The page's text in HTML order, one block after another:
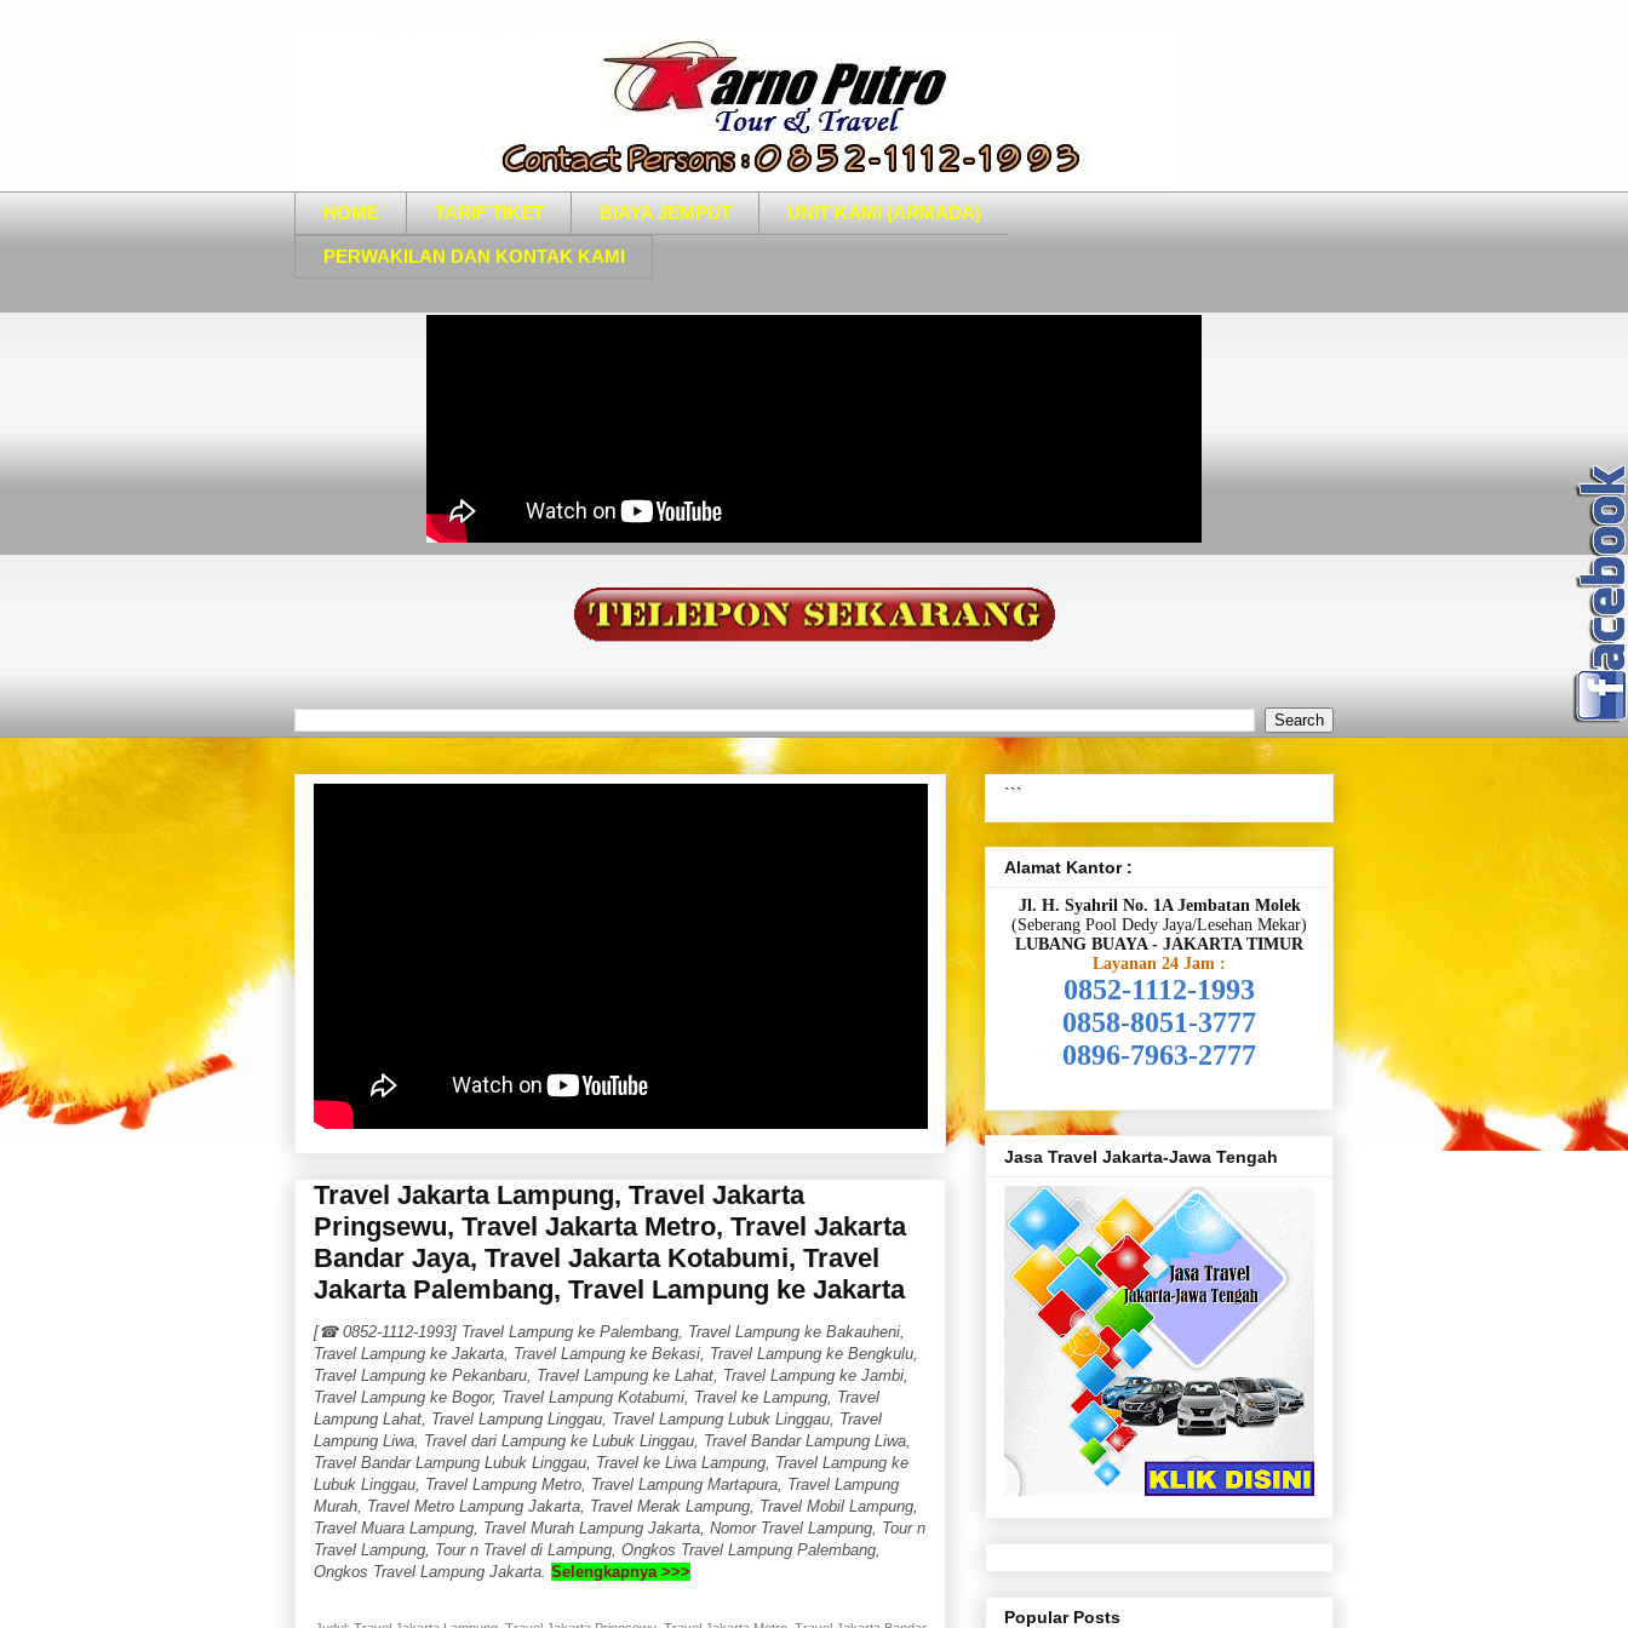
HOME TARIF TIKET BIAYA JEMPUT UNIT KAMI (ARMADA)
PERWAKILAN DAN KONTAK KAMI
Travel Jakarta Lampung, Travel Jakarta
Pringsewu, Travel Jakarta Metro, Travel Jakarta
Bandar Jaya, Travel Jakarta Kotabumi, Travel
Jakarta Palembang, Travel Lampung ke Jakarta
[☎ 0852-1112-1993] Travel Lampung ke Palembang, Travel Lampung ke Bakauheni,
Travel Lampung ke Jakarta, Travel Lampung ke Bekasi, Travel Lampung ke Bengkulu,
Travel Lampung ke Pekanbaru, Travel Lampung ke Lahat, Travel Lampung ke Jambi,
Travel Lampung ke Bogor, Travel Lampung Kotabumi, Travel ke Lampung, Travel
Lampung Lahat, Travel Lampung Linggau, Travel Lampung Lubuk Linggau, Travel
Lampung Liwa, Travel dari Lampung ke Lubuk Linggau, Travel Bandar Lampung Liwa,
Travel Bandar Lampung Lubuk Linggau, Travel ke Liwa Lampung, Travel Lampung ke
Lubuk Linggau, Travel Lampung Metro, Travel Lampung Martapura, Travel Lampung
Murah, Travel Metro Lampung Jakarta, Travel Merak Lampung, Travel Mobil Lampung,
Travel Muara Lampung, Travel Murah Lampung Jakarta, Nomor Travel Lampung, Tour n
Travel Lampung, Tour n Travel di Lampung, Ongkos Travel Lampung Palembang,
Ongkos Travel Lampung Jakarta. Selengkapnya >>>
```
Alamat Kantor :
Jl. H. Syahril No. 1A Jembatan Molek
(Seberang Pool Dedy Jaya/Lesehan Mekar)
LUBANG BUAYA - JAKARTA TIMUR
Layanan 24 Jam :
0852-1112-1993
0858-8051-3777
0896-7963-2777
Jasa Travel Jakarta-Jawa Tengah
Popular Posts